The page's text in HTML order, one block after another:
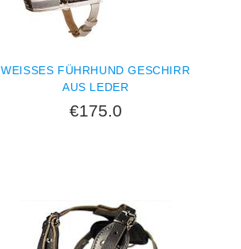
WEISSES FÜHRHUND GESCHIRR A
US LEDER
€175.0